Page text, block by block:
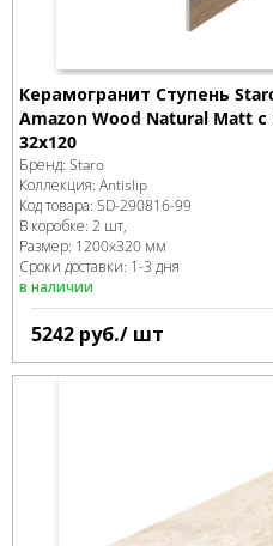
Керамогранит Ступень
Amazon Wood Natural Matt
32x120
Бренд: Staro
Коллекция: Antislip
Код товара: SD-290816-99
В коробке: 2 шт,
Размер: 1200x320 мм
Сроки доставки: 1-3 дня
в наличии
5242 руб./ шт